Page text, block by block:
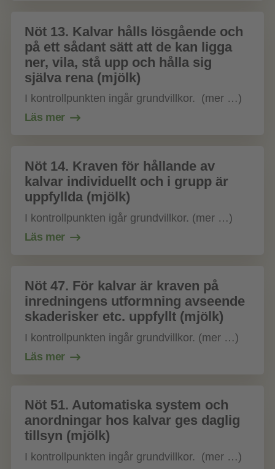
Nöt 13. Kalvar hålls lösgående och
på ett sådant sätt att de kan ligga
ner, vila, stå upp och hålla sig
själva rena (mjölk)
I kontrollpunkten ingår grundvillkor. (mer …)
Läs mer
Nöt 14. Kraven för hållande av
kalvar individuellt och i grupp är
uppfyllda (mjölk)
I kontrollpunkten igår grundvillkor. (mer …)
Läs mer
Nöt 47. För kalvar är kraven på
inredningens utformning avseende
skaderisker etc. uppfyllt (mjölk)
I kontrollpunkten ingår grundvillkor. (mer …)
Läs mer
Nöt 51. Automatiska system och
anordningar hos kalvar ges daglig
tillsyn (mjölk)
I kontrollpunkten ingår grundvillkor. (mer …)